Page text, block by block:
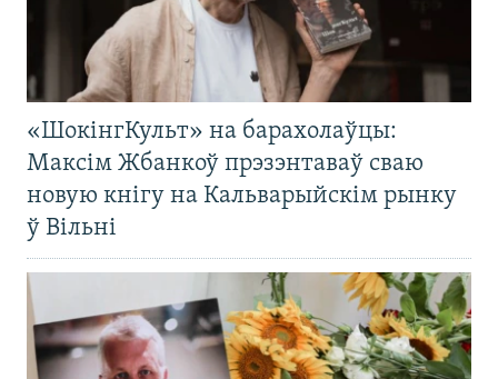
«ШокінгКульт» на барахолаўцы:
Максім Жбанкоў прэзэнтаваў сваю
новую кнігу на Кальварыйскім рынку
ў Вільні